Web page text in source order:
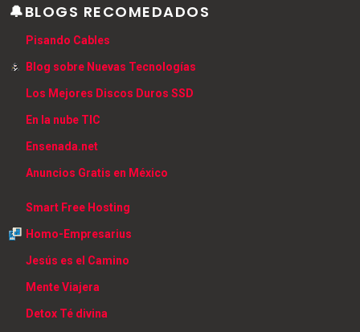
🔔BLOGS RECOMEDADOS
Pisando Cables
Blog sobre Nuevas Tecnologías
Los Mejores Discos Duros SSD
En la nube TIC
Ensenada.net
Anuncios Gratis en México
Smart Free Hosting
Homo-Empresarius
Jesús es el Camino
Mente Viajera
Detox Té divina